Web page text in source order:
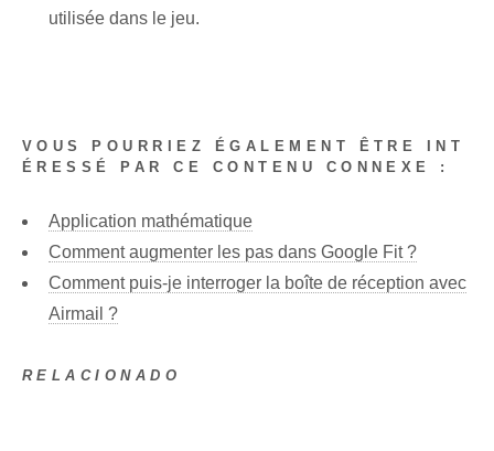
utilisée dans le jeu.
VOUS POURRIEZ ÉGALEMENT ÊTRE INT
ÉRESSÉ PAR CE CONTENU CONNEXE :
Application mathématique
Comment augmenter les pas dans Google Fit ?
Comment puis-je interroger la boîte de réception avec
Airmail ?
RELACIONADO